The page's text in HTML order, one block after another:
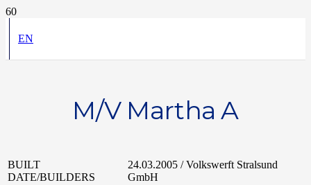
EN
M/V Martha A
BUILT
DATE/BUILDERS
24.03.2005 / Volkswerft Stralsund
GmbH